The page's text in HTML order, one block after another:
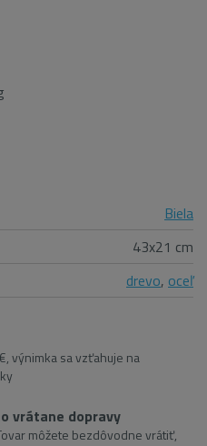
Biela
43x21 cm
drevo, oceľ
výnimka sa vzťahuje na
vrátane dopravy
môžete bezdôvodne vrátiť,